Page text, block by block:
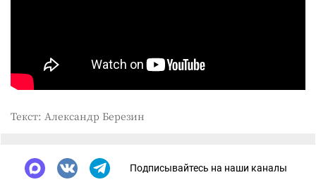
Текст: Александр Березин
Подписывайтесь на наши каналы